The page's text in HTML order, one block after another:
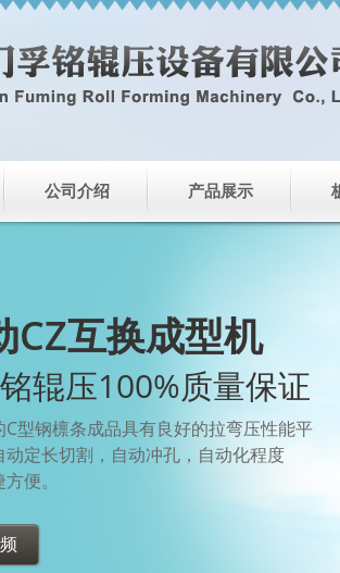
公司介绍 产品展示
CZ互换成型机
辊压100%质量保证
型钢檩条成品具有良好的拉弯压性能平
动定长切割，自动冲孔，自动化程度
便。